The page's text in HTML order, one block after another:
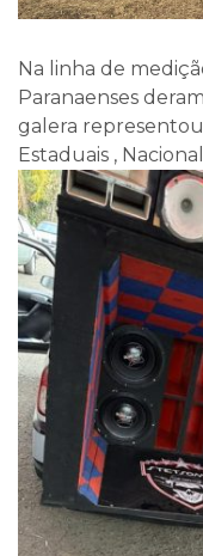
Na linha de
Paranaenses
galera representou
Estaduais ,